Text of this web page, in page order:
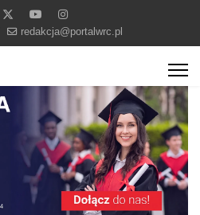
redakcja@portalwrc.pl